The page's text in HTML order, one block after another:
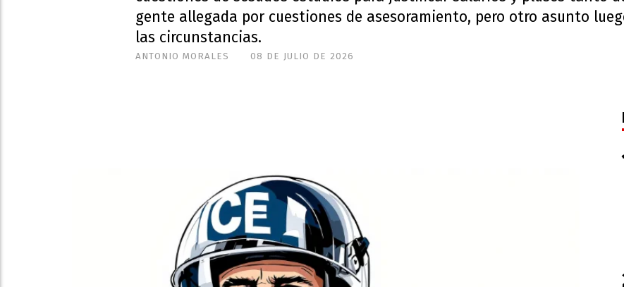
gente allegada por cuestiones de asesoramiento, pero otro asunto
las circunstancias.
08 DE JULIO DE 2026
ANTONIO MORALES